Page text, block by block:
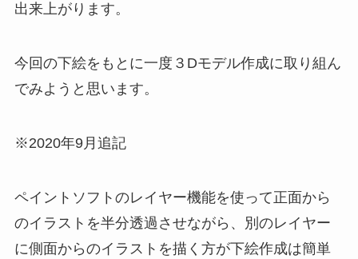
出来上がります。
今回の下絵をもとに一度３Dモデル作成に取り組ん
でみようと思います。
※2020年9月追記
ペイントソフトのレイヤー機能を使って正面から
のイラストを半分透過させながら、別のレイヤー
に側面からのイラストを描く方が下絵作成は簡単